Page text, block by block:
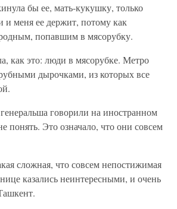
бы ее, мать-кукушку, только
и меня ее держит, потому как
попавшим в мясорубку.
как это: люди в мясорубке. Метро
дырочками, из которых все
говорили на иностранном
понять. Это означало, что они совсем
сложная, что совсем непостижимая
казались неинтересными, и очень